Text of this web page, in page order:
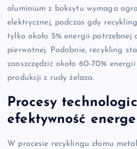
aluminium z boksytu wymaga
elektrycznej, podczas gdy
tylko około 5% energii potrzebnej
pierwotnej. Podobnie, recykling
zaoszczędzić około 60-70%
produkcji z rudy żelaza.
Procesy
efektywność
W procesie recyklingu złomu